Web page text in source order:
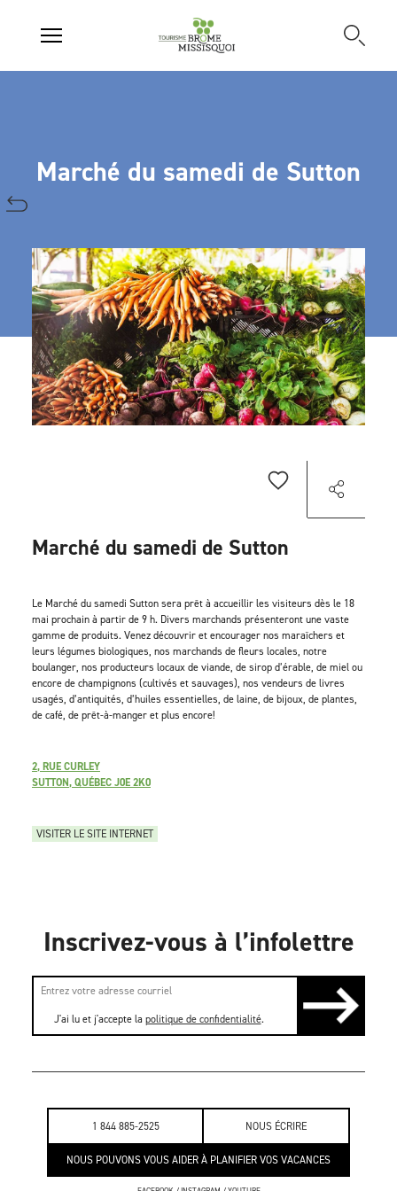
1 844 885-2525 NOUS ÉCRIRE
NOUS POUVONS VOUS AIDER À PLANIFIER VOS VACANCES
Marché du samedi de Sutton
2, RUE CURLEY
SUTTON, QUÉBEC J0E 2K0
VISITER LE SITE INTERNET
Marché du samedi de Sutton
Le Marché du samedi Sutton sera prêt à accueillir les visiteurs dès le 18
mai prochain à partir de 9 h. Divers marchands présenteront une vaste
gamme de produits. Venez découvrir et encourager nos maraîchers et
leurs légumes biologiques, nos marchands de fleurs locales, notre
boulanger, nos producteurs locaux de viande, de sirop d’érable, de miel ou
encore de champignons (cultivés et sauvages), nos vendeurs de livres
usagés, d’antiquités, d’huiles essentielles, de laine, de bijoux, de plantes,
de café, de prêt-à-manger et plus encore!
Inscrivez-vous à l’infolettre
J'ai lu et j'accepte la politique de confidentialité.